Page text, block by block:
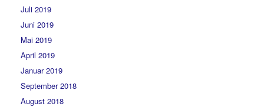
Juli 2019
Juni 2019
Mai 2019
April 2019
Januar 2019
September 2018
August 2018